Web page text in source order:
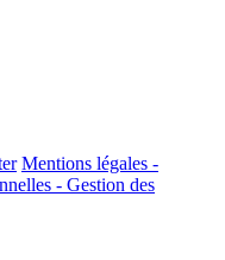
Mentions légales -
- Gestion des